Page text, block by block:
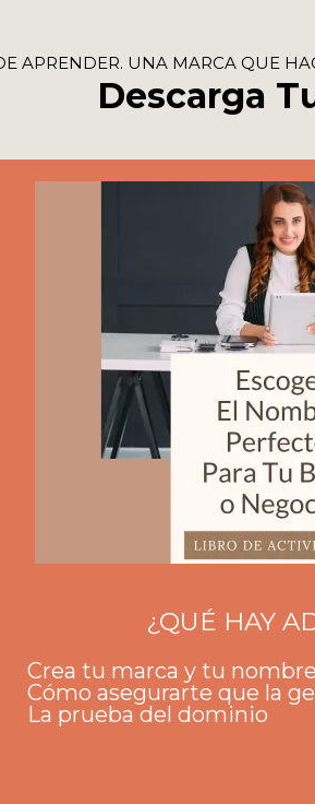
APRENDER. UNA MARCA QUE
Descarga
¿QUÉ HAY
Crea tu marca y tu nombre
Cómo asegurarte que la
La prueba del dominio